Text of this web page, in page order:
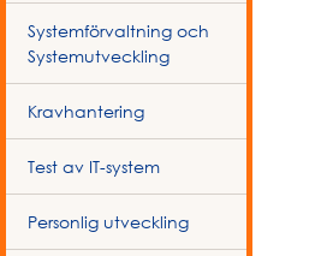
Systemförvaltning och
Systemutveckling
Kravhantering
Test av IT-system
Personlig utveckling